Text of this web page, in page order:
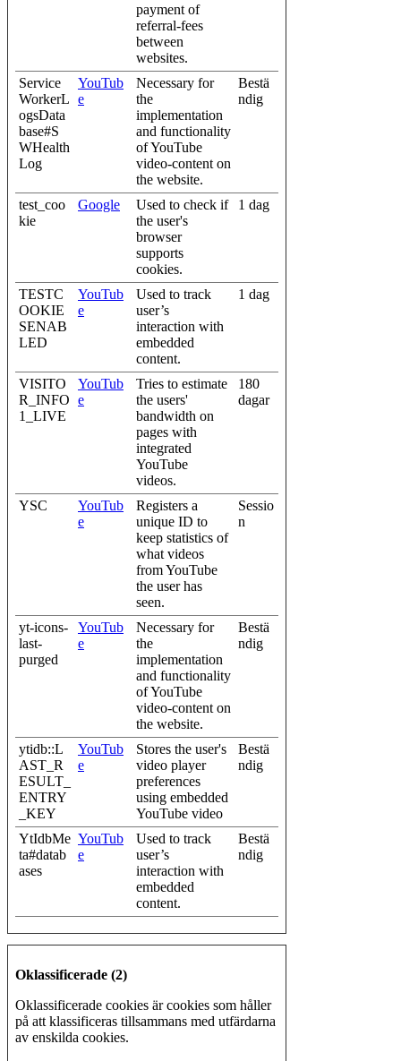
payment of
referral-fees
between
websites.
Service
WorkerL
ogsData
base#S
WHealth
Log
YouTub
e
Necessary for
the
implementation
and functionality
of YouTube
video-content on
the website.
Bestä
ndig
test_coo
kie
Google
Used to check if
the user's
browser
supports
cookies.
1 dag
TESTC
OOKIE
SENAB
LED
YouTub
e
Used to track
user’s
interaction with
embedded
content.
1 dag
VISITO
R_INFO
1_LIVE
YouTub
e
Tries to estimate
the users'
bandwidth on
pages with
integrated
YouTube
videos.
180
dagar
YSC
YouTub
e
Registers a
unique ID to
keep statistics of
what videos
from YouTube
the user has
seen.
Sessio
n
yt-icons-
last-
purged
YouTub
e
Necessary for
the
implementation
and functionality
of YouTube
video-content on
the website.
Bestä
ndig
ytidb::L
AST_R
ESULT_
ENTRY
_KEY
YouTub
e
Stores the user's
video player
preferences
using embedded
YouTube video
Bestä
ndig
YtIdbMe
ta#datab
ases
YouTub
e
Used to track
user’s
interaction with
embedded
content.
Bestä
ndig
Oklassificerade (2)
Oklassificerade cookies är cookies som håller
på att klassificeras tillsammans med utfärdarna
av enskilda cookies.